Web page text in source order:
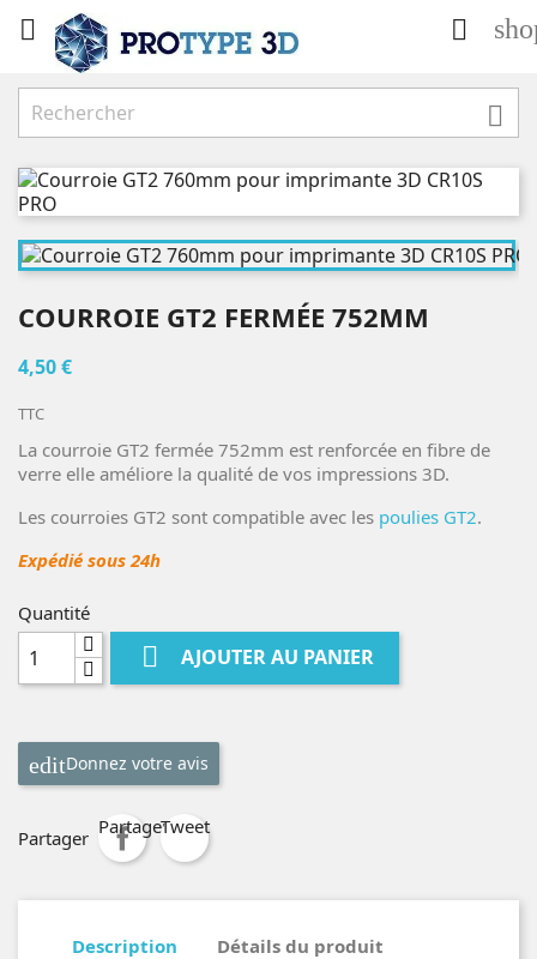
 

COURROIE GT2 FERMÉE 752MM
4,50 €
TTC
La courroie GT2 fermée 752mm est renforcée en fibre de
verre elle améliore la qualité de vos impressions 3D.
Les courroies GT2 sont compatible avec les poulies GT2.
Expédié sous 24h
Quantité
 AJOUTER AU PANIER
Donnez votre avis
Partager PartagerTweet
Description Détails du produit